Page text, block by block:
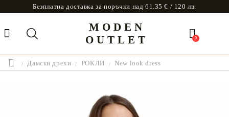
Безплатна доставка за поръчки над 61.35 € / 120 лв.
MODEN
OUTLET
0
Дамски дрехи РОКЛИ New look dress